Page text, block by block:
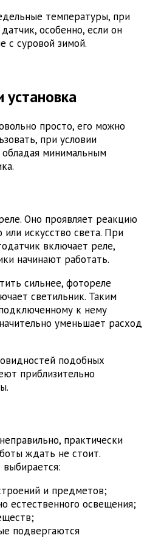
температуры, при
особенно, если он
с суровой зимой.
просто, его можно
при условии
минимальным
Оно проявляет реакцию
или искусство света. При
включает реле,
начинают работать.
сильнее, фотореле
светильник. Таким
к нему
уменьшает расход
подобных
приблизительно
практически
ждать не стоит.
и предметов;
естественного освещения;
подвергаются